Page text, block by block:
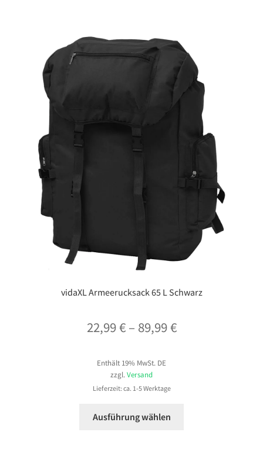
vidaXL Armeerucksack 65 L Schwarz
22,99€ – 89,99€Preisspanne:
Enthält 19% MwSt. DE
zzgl.Versand
Lieferzeit: ca. 1-5 Werktage
Ausführung wählen